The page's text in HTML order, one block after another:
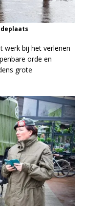
werk bij het verlenen
orde en
grote